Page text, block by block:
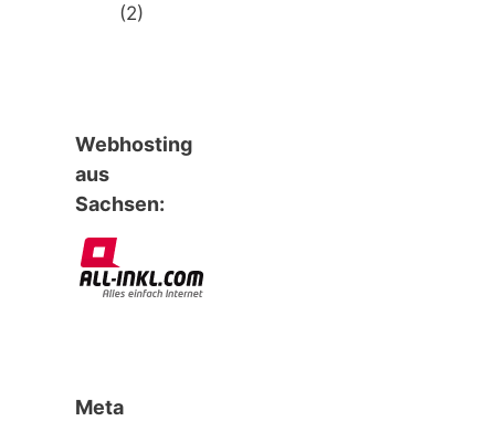
(2)
Webhosting
aus
Sachsen:
Meta